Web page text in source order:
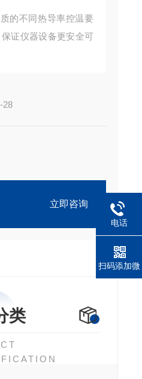
的不同热导率控温要
证仪器设备更安全可
28
立即咨询
类
电话
扫码添加微
信